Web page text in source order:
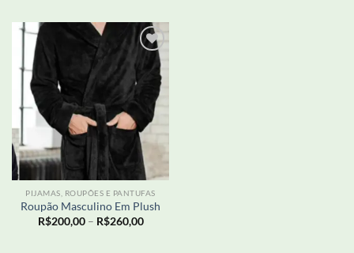
Adicionar
aos meus
desejos
PIJAMAS, ROUPÕES E PANTUFAS
Roupão Masculino Em Plush
R$200,00 – R$260,00Faixa